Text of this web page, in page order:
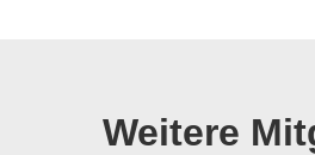
Weitere